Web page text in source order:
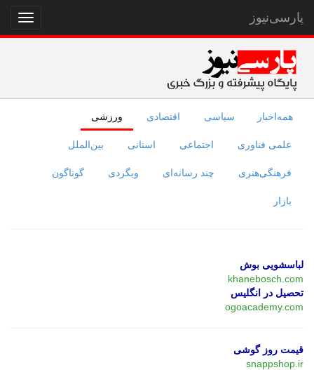
نمایش
منو
پارسی‌نیوز
همه‌اخبار سیاسی اقتصادی ورزشی
علمی فناوری اجتماعی استانی بین‌الملل
فرهنگی‌هنری چند رسانه‌ای وبگردی گوناگون
بازار
لباسشویی بوش
khanebosch.com
تحصیل در انگلیس
ogoacademy.com
قیمت روز گوشی
snappshop.ir